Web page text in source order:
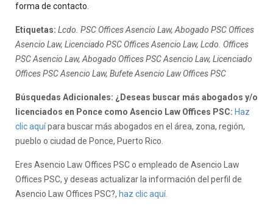
forma de contacto
Etiquetas: Lcdo. PSC Offices Asencio Law, Abogado PSC Offices
Asencio Law, Licenciado PSC Offices Asencio Law, Lcdo. Offices
PSC Asencio Law, Abogado Offices PSC Asencio Law, Licenciado
Offices PSC Asencio Law, Bufete Asencio Law Offices PSC
Búsquedas Adicionales: ¿Deseas buscar más abogados y/o
licenciados en Ponce como Asencio Law Offices PSC: Haz
clic aquípara buscar más abogados en el área, zona, región,
pueblo o ciudad de Ponce, Puerto Rico.
Eres Asencio Law Offices PSC o empleado de Asencio Law
Offices PSC, y deseas actualizar la información del perfil de
Asencio Law Offices PSC?, haz clic aquí.